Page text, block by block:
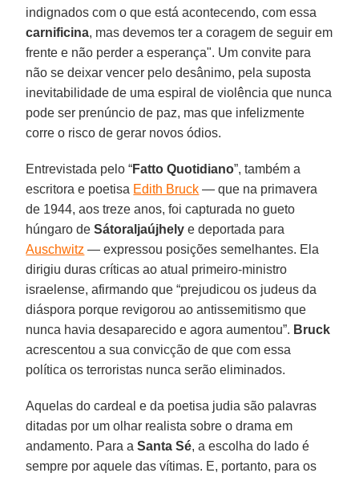
indignados com o que está acontecendo, com essa
carnificina, mas devemos ter a coragem de seguir em
frente e não perder a esperança". Um convite para
não se deixar vencer pelo desânimo, pela suposta
inevitabilidade de uma espiral de violência que nunca
pode ser prenúncio de paz, mas que infelizmente
corre o risco de gerar novos ódios.
Entrevistada pelo “Fatto Quotidiano”, também a
escritora e poetisa Edith Bruck — que na primavera
de 1944, aos treze anos, foi capturada no gueto
húngaro deSátoraljaújhely e deportada para
Auschwitz — expressou posições semelhantes. Ela
dirigiu duras críticas ao atual primeiro-ministro
israelense, afirmando que “prejudicou os judeus da
diáspora porque revigorou ao antissemitismo que
nunca havia desaparecido e agora aumentou”. Bruck
acrescentou a sua convicção de que com essa
política os terroristas nunca serão eliminados.
Aquelas do cardeal e da poetisa judia são palavras
ditadas por um olhar realista sobre o drama em
andamento. Para aSanta Sé, a escolha do lado é
sempre por aquele das vítimas. E, portanto, para os